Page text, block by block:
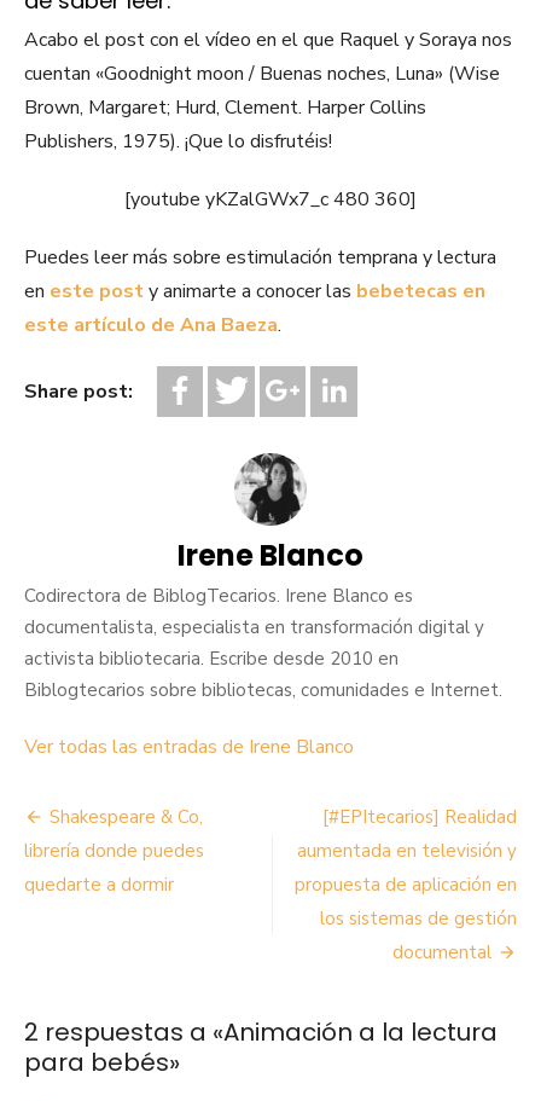
Acabo el post con el vídeo en el que Raquel y Soraya nos
cuentan «Goodnight moon / Buenas noches, Luna» (Wise
Brown, Margaret; Hurd, Clement. Harper Collins
Publishers, 1975). ¡Que lo disfrutéis!
[youtube yKZalGWx7_c 480 360]
Puedes leer más sobre estimulación temprana y lectura
en este posty animarte a conocer las bebetecas en
este artículo de Ana Baeza.
Share post:
Irene Blanco
Codirectora de BiblogTecarios. Irene Blanco es
documentalista, especialista en transformación digital y
activista bibliotecaria. Escribe desde 2010 en
Biblogtecarios sobre bibliotecas, comunidades e Internet.
Ver todas las entradas de Irene Blanco
Navegación
de
entradas
Shakespeare & Co,
librería donde puedes
quedarte a dormir
[#EPItecarios] Realidad
aumentada en televisión y
propuesta de aplicación en
los sistemas de gestión
documental
2 respuestas a «Animación a la lectura
para bebés»